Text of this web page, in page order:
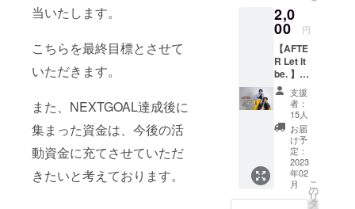
当いたします。
こちらを最終目標とさせて
いただきます。
また、NEXTGOAL達成後に
集まった資金は、今後の活
動資金に充てさせていただ
きたいと考えております。
ジ、後
半は特
典映像
となり
ま
す。）
※備考欄
にお呼
びする
お名前
（ニッ
クネー
ムも
可）を
必ずご
記載く
2,0
00 円
【AFTE
R Let it
be. 】 ●
リター
ン内容
・Let it
be.アフ
ター
トーク
セッ
ション
視聴権
（オン
支援
者：
15人
お届
け予
定：
2023
年02
月
こ
の
リ
タ